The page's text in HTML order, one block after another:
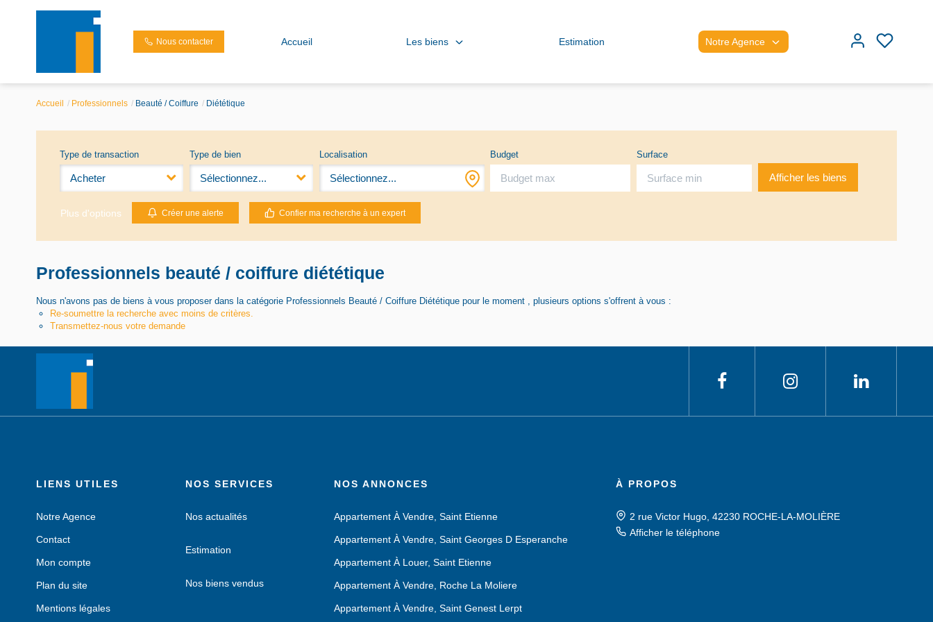
Nous contacter Accueil Les biens Estimation Notre Agence
Accueil Professionnels Beauté / Coiffure Diététique
Type de transaction
Acheter
Type de bien
Sélectionnez...
Localisation
Sélectionnez...
Budget Surface
Plus d'options Créer une alerte Confier ma recherche à un expert
Professionnels beauté / coiffure diététique
Nous n'avons pas de biens à vous proposer dans la catégorie Professionnels Beauté / Coiffure Diététique pour le moment , plusieurs options s'offrent à vous :
Re-soumettre la recherche avec moins de critères.
Transmettez-nous votre demande
LIENS UTILES
Notre Agence
Contact
Mon compte
Plan du site
Mentions légales
NOS SERVICES
Nos actualités
Estimation
Nos biens vendus
NOS ANNONCES
Appartement À Vendre, Saint Etienne
Appartement À Vendre, Saint Georges D Esperanche
Appartement À Louer, Saint Etienne
Appartement À Vendre, Roche La Moliere
Appartement À Vendre, Saint Genest Lerpt
À PROPOS
2 rue Victor Hugo, 42230 ROCHE-LA-MOLIÈRE
Afficher le téléphone